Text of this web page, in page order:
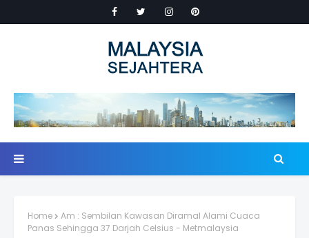
Home
Am : Sembilan Kawasan Diramal Alami Cuaca
Panas Sehingga 37 Darjah Celsius - Metmalaysia